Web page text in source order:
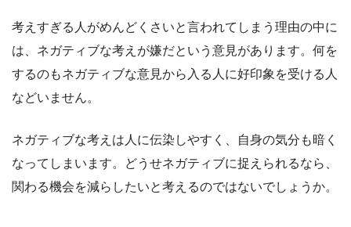
考えすぎる人がめんどくさいと言われてしまう理由の中に
は、ネガティブな考えが嫌だという意見があります。何を
するのもネガティブな意見から入る人に好印象を受ける人
などいません。
ネガティブな考えは人に伝染しやすく、自身の気分も暗く
なってしまいます。どうせネガティブに捉えられるなら、
関わる機会を減らしたいと考えるのではないでしょうか。